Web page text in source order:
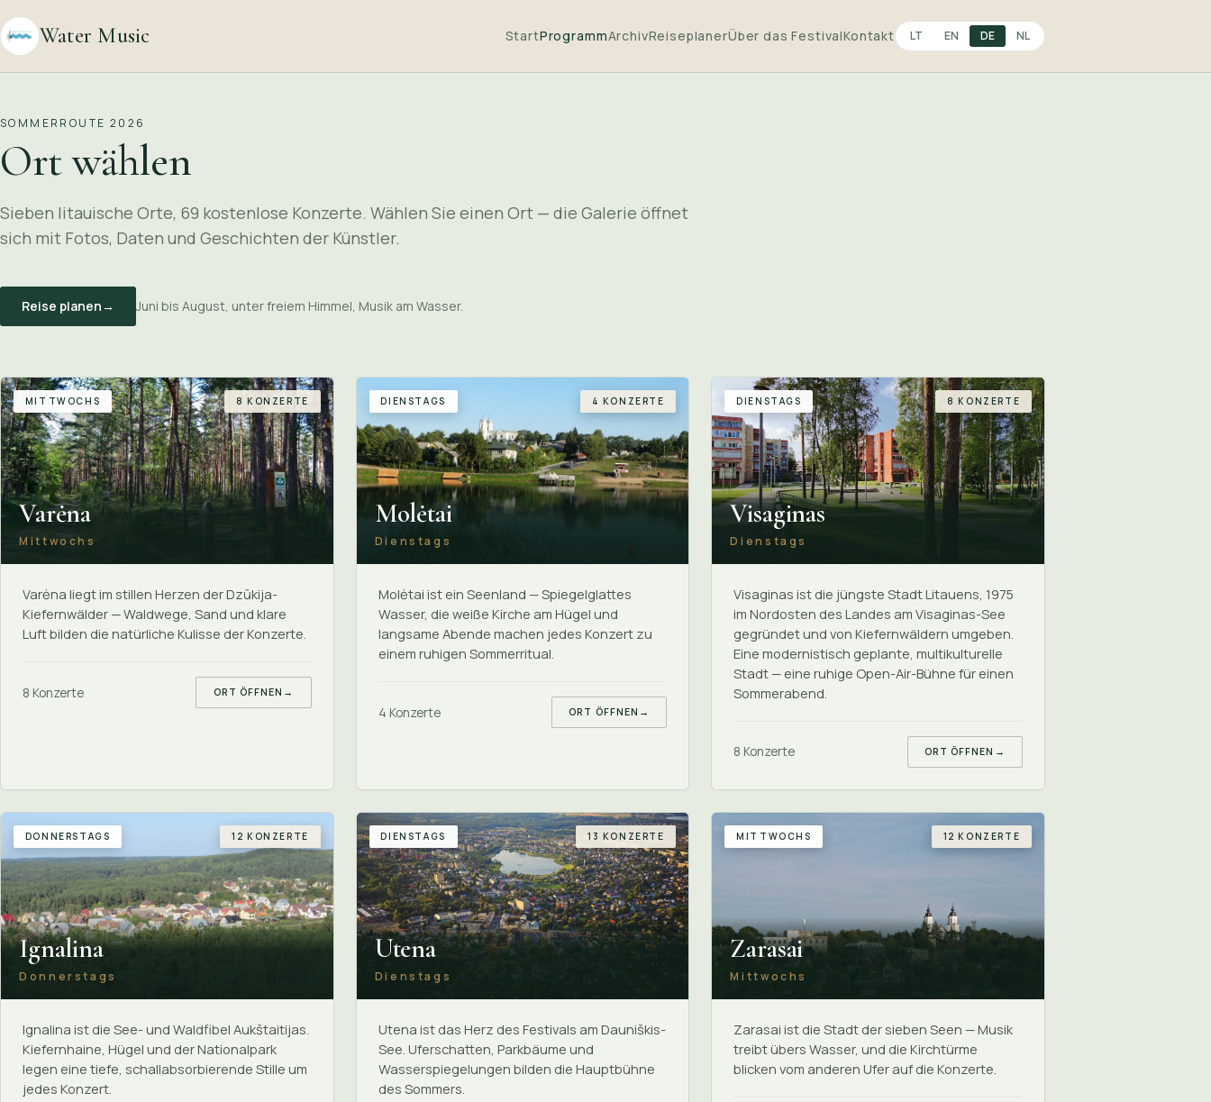
Water Music StartProgrammArchivReiseplanerÜber das FestivalKontakt LT EN DE NL
SOMMERROUTE 2026
Ort wählen
Sieben litauische Orte, 69 kostenlose Konzerte. Wählen Sie einen Ort — die Galerie öffnet
sich mit Fotos, Daten und Geschichten der Künstler.
Reise planen→ Juni bis August, unter freiem Himmel, Musik am Wasser.
MITTWOCHS 8 KONZERTE
Varėna
Mittwochs
Varėna liegt im stillen Herzen der Dzūkija-
Kiefernwälder — Waldwege, Sand und klare
Luft bilden die natürliche Kulisse der Konzerte.
8 Konzerte ORT ÖFFNEN →
DIENSTAGS 4 KONZERTE
Molėtai
Dienstags
Molėtai ist ein Seenland — Spiegelglattes
Wasser, die weiße Kirche am Hügel und
langsame Abende machen jedes Konzert zu
einem ruhigen Sommerritual.
4 Konzerte ORT ÖFFNEN →
DIENSTAGS 8 KONZERTE
Visaginas
Dienstags
Visaginas ist die jüngste Stadt Litauens, 1975
im Nordosten des Landes am Visaginas-See
gegründet und von Kiefernwäldern umgeben.
Eine modernistisch geplante, multikulturelle
Stadt — eine ruhige Open-Air-Bühne für einen
Sommerabend.
8 Konzerte ORT ÖFFNEN →
DONNERSTAGS 12 KONZERTE
Ignalina
Donnerstags
Ignalina ist die See- und Waldfibel Aukštaitijas.
Kiefernhaine, Hügel und der Nationalpark
legen eine tiefe, schallabsorbierende Stille um
jedes Konzert.
DIENSTAGS 13 KONZERTE
Utena
Dienstags
Utena ist das Herz des Festivals am Dauniškis-
See. Uferschatten, Parkbäume und
Wasserspiegelungen bilden die Hauptbühne
des Sommers.
MITTWOCHS 12 KONZERTE
Zarasai
Mittwochs
Zarasai ist die Stadt der sieben Seen — Musik
treibt übers Wasser, und die Kirchtürme
blicken vom anderen Ufer auf die Konzerte.